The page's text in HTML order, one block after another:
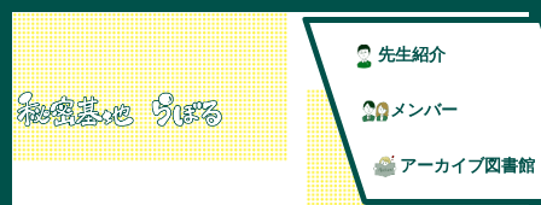
先生紹介
メンバー
アーカイブ図書館